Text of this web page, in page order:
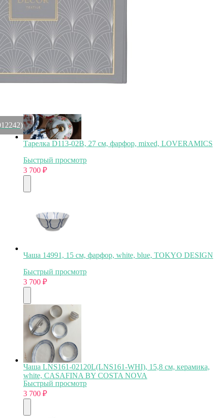
Кофейная пара MA227-MOC(MCS02-02005J)СНЯТО,
керамика, Toffee, CASAFINA BY COSTA NOVA
Быстрый просмотр
3 700₽
Тарелка D113-02B, 27 см, фарфор, mixed, LOVERAMICS
Быстрый просмотр
3 700 ₽
Чаша 14991, 15 см, фарфор, white, blue, TOKYO DESIGN
Быстрый просмотр
3 700 ₽
Чаша LNS161-02120L(LNS161-WHI), 15,8 см, керамика,
white, CASAFINA BY COSTA NOVA
Быстрый просмотр
3 700 ₽